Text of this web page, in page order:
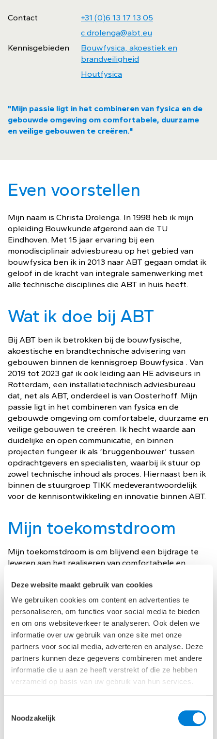
Deze website maakt gebruik van cookies
We gebruiken cookies om content en advertenties te
personaliseren, om functies voor social media te bieden
en om ons websiteverkeer te analyseren. Ook delen we
informatie over uw gebruik van onze site met onze
partners voor social media, adverteren en analyse. Deze
partners kunnen deze gegevens combineren met andere
informatie die u aan ze heeft verstrekt of die ze hebben
verzameld op basis van uw gebruik van hun services.
Noodzakelijk
Contact
+31 (0)6 13 17 13 05
c.drolenga@abt.eu
Kennisgebieden
Bouwfysica, akoestiek en
brandveiligheid
Houtfysica
"Mijn passie ligt in het combineren van fysica en de
gebouwde omgeving om comfortabele, duurzame
en veilige gebouwen te creëren."
Even voorstellen
Mijn naam is Christa Drolenga. In 1998 heb ik mijn
opleiding Bouwkunde afgerond aan de TU
Eindhoven. Met 15 jaar ervaring bij een
monodisciplinair adviesbureau op het gebied van
bouwfysica ben ik in 2013 naar ABT gegaan omdat ik
geloof in de kracht van integrale samenwerking met
alle technische disciplines die ABT in huis heeft.
Wat ik doe bij ABT
Bij ABT ben ik betrokken bij de bouwfysische,
akoestische en brandtechnische advisering van
gebouwen binnen de kennisgroep Bouwfysica . Van
2019 tot 2023 gaf ik ook leiding aan HE adviseurs in
Rotterdam, een installatietechnisch adviesbureau
dat, net als ABT, onderdeel is van Oosterhoff. Mijn
passie ligt in het combineren van fysica en de
gebouwde omgeving om comfortabele, duurzame en
veilige gebouwen te creëren. Ik hecht waarde aan
duidelijke en open communicatie, en binnen
projecten fungeer ik als ‘bruggenbouwer’ tussen
opdrachtgevers en specialisten, waarbij ik stuur op
zowel technische inhoud als proces. Hiernaast ben ik
binnen de stuurgroep TIKK medeverantwoordelijk
voor de kennisontwikkeling en innovatie binnen ABT.
Mijn toekomstdroom
Mijn toekomstdroom is om blijvend een bijdrage te
leveren aan het realiseren van comfortabele en
uitbouwen en blijven bijdragen aan de integratie van
fysica en de gebouwde omgeving. Mijn streven is om
een positieve impact te hebben op zowel technisch
als procesmatig vlak, waarbij ik de multidisciplinaire
samenwerking binnen ABT blijf benutten voor het
oppakken van diverse uitdagende nieuwbouw- en
renovatieprojecten.
Publicaties
ABT